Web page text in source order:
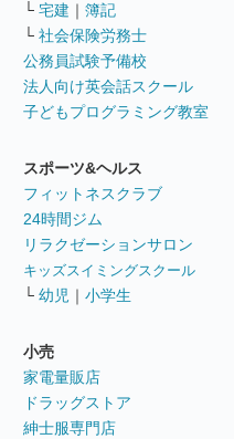
└ 宅建 ｜ 簿記
└ 社会保険労務士
公務員試験予備校
法人向け英会話スクール
子どもプログラミング教室
スポーツ&ヘルス
フィットネスクラブ
24時間ジム
リラクゼーションサロン
キッズスイミングスクール
└ 幼児 ｜ 小学生
小売
家電量販店
ドラッグストア
紳士服専門店